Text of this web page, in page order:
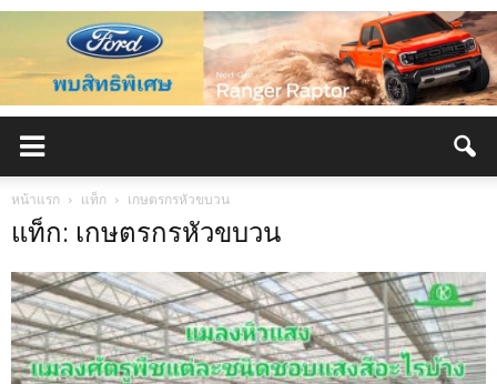
หน้าแรก แท็ก เกษตรกรหัวขบวน
แท็ก: เกษตรกรหัวขบวน